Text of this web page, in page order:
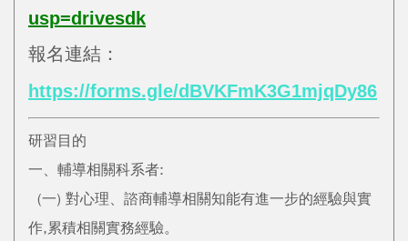
usp=drivesdk
報名連結：
https://forms.gle/dBVKFmK3G1mjqDy86
研習目的
一、輔導相關科系者:
(一) 對心理、諮商輔導相關知能有進一步的經驗與實
作,累積相關實務經驗。